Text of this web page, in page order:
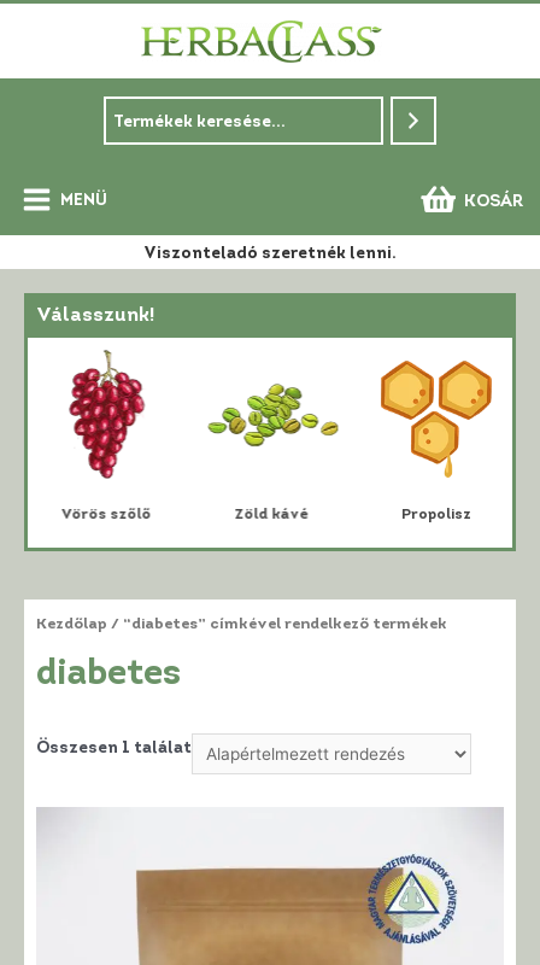
Main
MENÜ KOSÁR
Viszonteladó szeretnék lenni.
Válasszunk!
Vörös szőlő Zöld kávé Propolisz
Kezdőlap / “diabetes” címkével rendelkező termékek
diabetes
Összesen 1 találat